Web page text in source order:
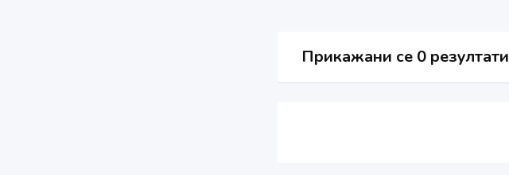
Прикажани се 0 резултати